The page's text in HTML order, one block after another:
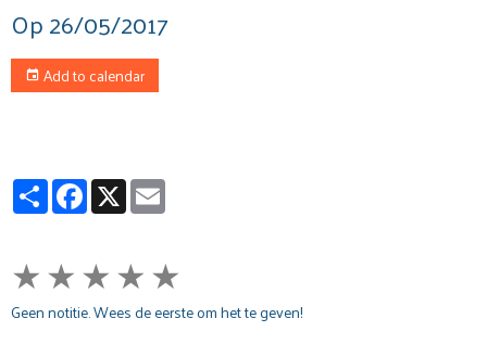
Op 26/05/2017
Add to calendar
PartagerFacebook
X
★★★★★
Geen notitie. Wees de eerste om het te geven!